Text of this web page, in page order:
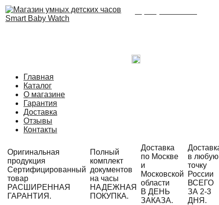
Главная
Каталог
О магазине
Гарантия
Доставка
Отзывы
Контакты
Оригинальная
продукция
Сертифицированный
товар
РАСШИРЕННАЯ
ГАРАНТИЯ.
Полный
комплект
документов
на часы
НАДЕЖНАЯ
ПОКУПКА.
Доставка
по Москве
и
Московской
области
В ДЕНЬ
ЗАКАЗА.
в любую
точку
России
ВСЕГО
ЗА 2-3
ДНЯ.